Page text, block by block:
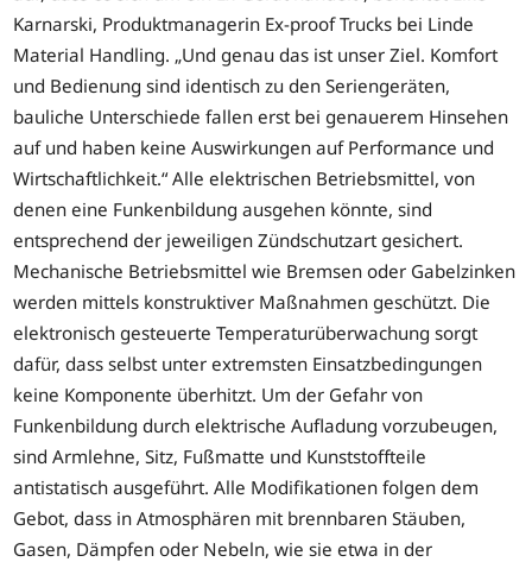
Karnarski, Produktmanagerin Ex-proof Trucks bei Linde
Material Handling. „Und genau das ist unser Ziel. Komfort
und Bedienung sind identisch zu den Seriengeräten,
bauliche Unterschiede fallen erst bei genauerem Hinsehen
auf und haben keine Auswirkungen auf Performance und
Wirtschaftlichkeit.“ Alle elektrischen Betriebsmittel, von
denen eine Funkenbildung ausgehen könnte, sind
entsprechend der jeweiligen Zündschutzart gesichert.
Mechanische Betriebsmittel wie Bremsen oder Gabelzinken
werden mittels konstruktiver Maßnahmen geschützt. Die
elektronisch gesteuerte Temperaturüberwachung sorgt
dafür, dass selbst unter extremsten Einsatzbedingungen
keine Komponente überhitzt. Um der Gefahr von
Funkenbildung durch elektrische Aufladung vorzubeugen,
sind Armlehne, Sitz, Fußmatte und Kunststoffteile
antistatisch ausgeführt. Alle Modifikationen folgen dem
Gebot, dass in Atmosphären mit brennbaren Stäuben,
Gasen, Dämpfen oder Nebeln, wie sie etwa in der